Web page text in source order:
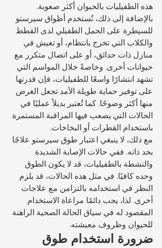
هذه الطفيليات بالحيوان أكثر صعوبة.
بالإضافة إلى ذلك، تُستخدم أطواق سيرستو
للسيطرة على الحمل الطفيلي لدى القطط
والكلاب التي تخرج بانتظام، أو تعيش في
منازل ذات حدائق، أو على اتصال متكرر مع
حيوانات أخرى. وخاصةً خلال المواسم التي
تشهد انتشارًا واسعًا للطفيليات، فإن قدرتها
على توفير حماية طويلة الأمد تجعل الغرض
منها أكثر وضوحًا. كما تُعتبر بديلاً عمليًا في
الحالات التي يصعب فيها المراقبة المستمرة
باستخدام القطرات أو البخاخات.
مع ذلك، لا ينبغي اعتبار طوق سيرستو علاجًا
بحد ذاته. ففي حالات الإصابة الشديدة
والنشطة بالطفيليات، قد لا يكون الطوق
وحده كافيًا. في مثل هذه الحالات، قد يلزم
النظر في استخدامه بالتزامن مع علاجات
أخرى. لذا، يجب دائمًا مراعاة الاستخدام
المقصود له في سياق الحالة الصحية الراهنة
للحيوان وظروف معيشته.
ضرورة استخدام طوق